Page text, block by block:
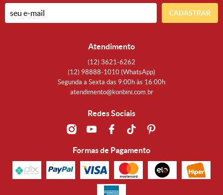
CADASTRAR
Atendimento
(12) 3621-6262
(12) 98888-1010 (WhatsApp)
Segunda a Sexta das 9:00h às 16:00h
atendimento@konbini.com.br
Redes Sociais
Formas de Pagamento